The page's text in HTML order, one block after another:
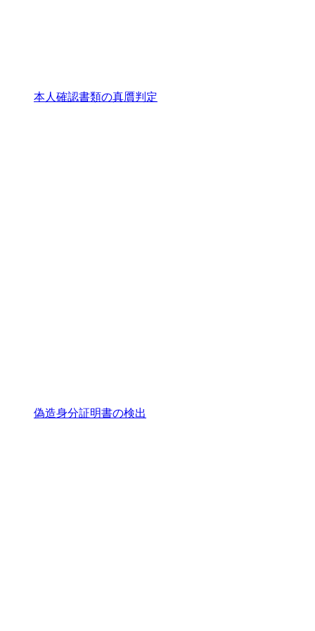
本人確認書類の真贋判定
偽造身分証明書の検出